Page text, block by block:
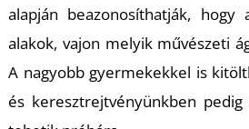
alapján beazonosíthatják,
alakok, vajon melyik művészeti
A nagyobb gyermekekkel is
és keresztrejtvényünkben